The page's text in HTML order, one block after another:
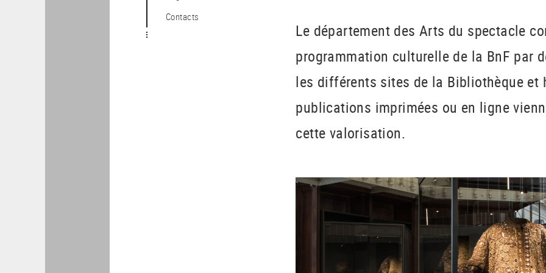
Contacts
Le département des Arts du spectacle
programmation culturelle de la BnF par
les différents sites de la Bibliothèque et
publications imprimées ou en ligne
cette valorisation.